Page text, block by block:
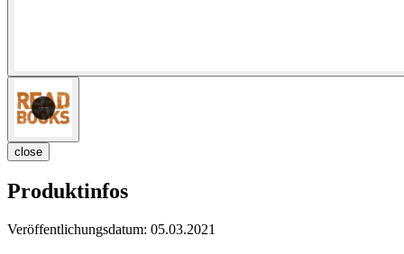
close
Produktinfos
Veröffentlichungsdatum: 05.03.2021